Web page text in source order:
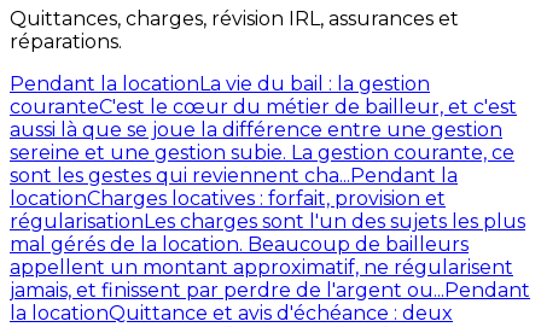
Quittances, charges, révision IRL, assurances et
réparations.
Pendant la locationLa vie du bail : la gestion
couranteC'est le cœur du métier de bailleur, et c'est
aussi là que se joue la différence entre une gestion
sereine et une gestion subie. La gestion courante, ce
sont les gestes qui reviennent cha...Pendant la
locationCharges locatives : forfait, provision et
régularisationLes charges sont l'un des sujets les plus
mal gérés de la location. Beaucoup de bailleurs
appellent un montant approximatif, ne régularisent
jamais, et finissent par perdre de l'argent ou...Pendant
la locationQuittance et avis d'échéance : deux